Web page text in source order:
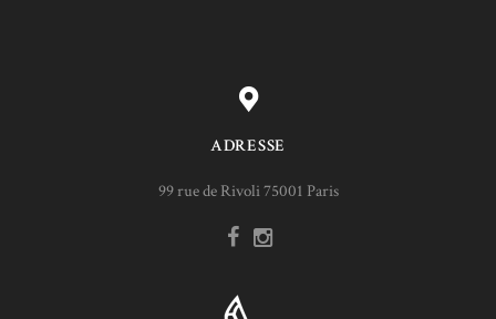
ADRESSE
99 rue de Rivoli 75001 Paris